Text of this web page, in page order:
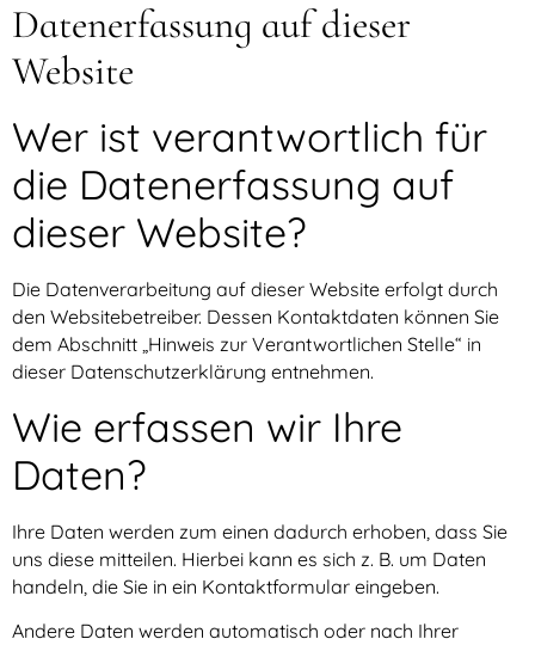
Datenerfassung auf dieser
Website
Wer ist verantwortlich für
die Datenerfassung auf
dieser Website?
Die Datenverarbeitung auf dieser Website erfolgt durch
den Websitebetreiber. Dessen Kontaktdaten können Sie
dem Abschnitt „Hinweis zur Verantwortlichen Stelle“ in
dieser Datenschutzerklärung entnehmen.
Wie erfassen wir Ihre
Daten?
Ihre Daten werden zum einen dadurch erhoben, dass Sie
uns diese mitteilen. Hierbei kann es sich z. B. um Daten
handeln, die Sie in ein Kontaktformular eingeben.
Andere Daten werden automatisch oder nach Ihrer